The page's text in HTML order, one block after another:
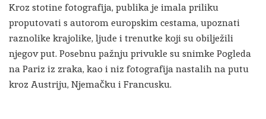
Kroz stotine fotografija, publika je imala priliku
proputovati s autorom europskim cestama, upoznati
raznolike krajolike, ljude i trenutke koji su obilježili
njegov put. Posebnu pažnju privukle su snimke Pogleda
na Pariz iz zraka, kao i niz fotografija nastalih na putu
kroz Austriju, Njemačku i Francusku.